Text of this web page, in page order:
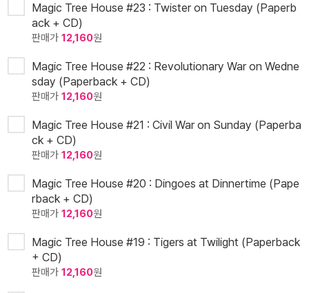
Magic Tree House #23 : Twister on Tuesday (Paperb
ack + CD)
판매가 12,160원
Magic Tree House #22 : Revolutionary War on Wedne
sday (Paperback + CD)
판매가 12,160원
Magic Tree House #21 : Civil War on Sunday (Paperba
ck + CD)
판매가 12,160원
Magic Tree House #20 : Dingoes at Dinnertime (Pape
rback + CD)
판매가 12,160원
Magic Tree House #19 : Tigers at Twilight (Paperback
+ CD)
판매가 12,160원